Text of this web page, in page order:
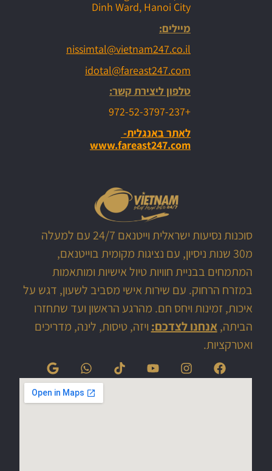
Dinh Ward, Hanoi City
מיילים:
nissimtal@vietnam247.co.il
idotal@fareast247.com
טלפון ליצירת קשר:
+972-52-3797-237
לאתר באנגלית-
www.fareast247.com
סוכנות נסיעות ישראלית וייטנאם 24/7 עם למעלה
מ30 שנות ניסיון, עם נציגות מקומית בוייטנאם,
המתמחים בבניית חוויות טיול אישיות ומותאמות
במזרח הרחוק. עם שירות אישי מסביב לשעון, דגש על
איכות, זמינות ויחס חם. מהרגע הראשון ועד שתחזרו
הביתה,אנחנו לצדכם: ויזה, טיסות, לינה, מדריכים
ואטרקציות.